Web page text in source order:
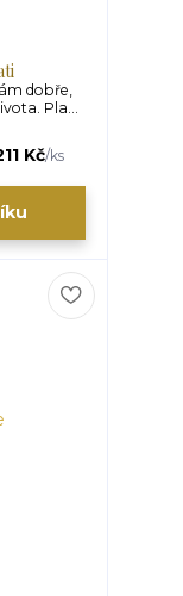
dobře,
Pla...
Kč/ks